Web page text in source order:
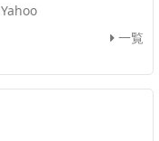
Yahoo
一覧